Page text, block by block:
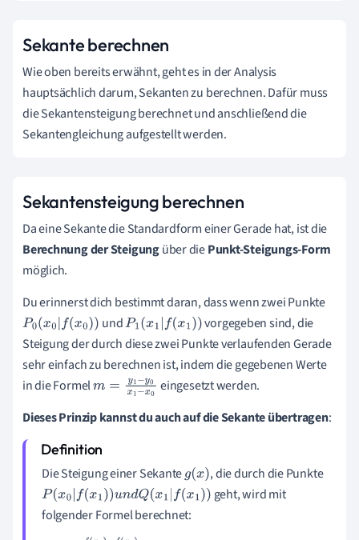
Sekante berechnen
Wie oben bereits erwähnt, geht es in der Analysis
hauptsächlich darum, Sekanten zu berechnen. Dafür muss
die Sekantensteigung berechnet und anschließend die
Sekantengleichung aufgestellt werden.
Sekantensteigung berechnen
Da eine Sekante die Standardform einer Gerade hat, ist die
Berechnung der Steigungüber diePunkt-Steigungs-Form
möglich.
Du erinnerst dich bestimmt daran, dass wenn zwei Punkte
P0x0|fx 0 undP1x1|fx 1
vorgegeben sind, die
Steigung der durch diese zwei Punkte verlaufenden Gerade
sehr einfach zu berechnen ist, indem die gegebenen Werte
in die Formelm= y1 y0x1-
0
eingesetzt werden.
Dieses Prinzip kannst du auch auf die Sekante übertragen:
Die Steigung einer Sekanteg(x) , die durch die Punkte
P(x0|f( x1))undQ(x1|f(x1))
geht, wird mit
folgender Formel berechnet: